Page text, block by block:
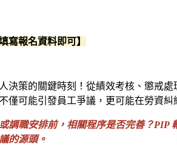
寫報名資料即可】
策的關鍵時刻！從績效考核、懲戒
可能引發員工爭議，更可能在勞資糾
調職安排前，相關程序是否完善？
的源頭。